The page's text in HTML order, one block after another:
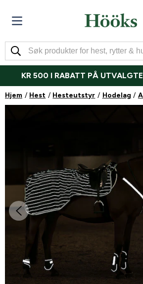
KR 500 I RABATT PÅ UTVALGTE
Hjem Hest Hesteutstyr Hodelag